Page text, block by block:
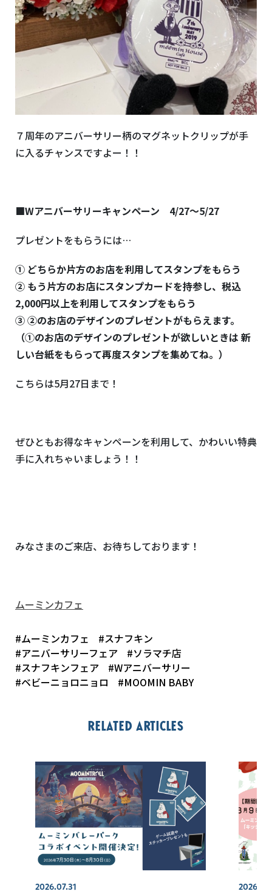
７周年のアニバーサリー柄のマグネットクリップが手
に入るチャンスですよー！！
■Wアニバーサリーキャンペーン 4/27～5/27
プレゼントをもらうには…
① どちらか片方のお店を利用してスタンプをもらう
② もう片方のお店にスタンプカードを持参し、税込
2,000円以上を利用してスタンプをもらう
③ ②のお店のデザインのプレゼントがもらえます。
（①のお店のデザインのプレゼントが欲しいときは 新
しい台紙をもらって再度スタンプを集めてね。）
こちらは5月27日まで！
ぜひともお得なキャンペーンを利用して、かわいい特典
手に入れちゃいましょう！！
みなさまのご来店、お待ちしております！
ムーミンカフェ
#ムーミンカフェ
#スナフキン
#アニバーサリーフェア
#ソラマチ店
#スナフキンフェア
#Wアニバーサリー
#ベビーニョロニョロ
#MOOMIN BABY
Related articles
2026.07.31